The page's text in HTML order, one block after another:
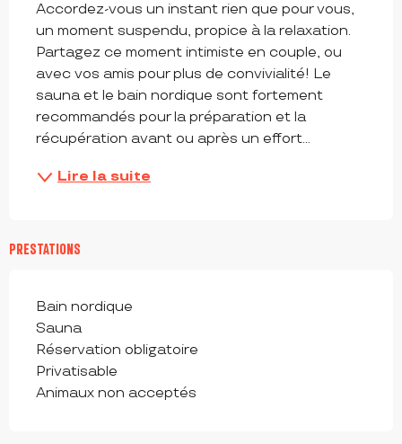
Accordez-vous un instant rien que pour vous,
un moment suspendu, propice à la relaxation.
Partagez ce moment intimiste en couple, ou
avec vos amis pour plus de convivialité! Le
sauna et le bain nordique sont fortement
recommandés pour la préparation et la
récupération avant ou après un effort...
Lire la suite
PRESTATIONS
Bain nordique
Sauna
Réservation obligatoire
Privatisable
Animaux non acceptés